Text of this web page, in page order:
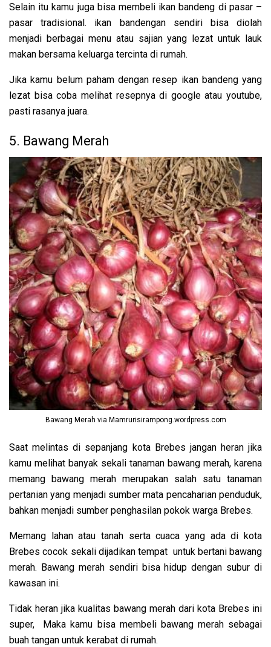
Selain itu kamu juga bisa membeli ikan bandeng di pasar –
pasar tradisional. ikan bandengan sendiri bisa diolah
menjadi berbagai menu atau sajian yang lezat untuk lauk
makan bersama keluarga tercinta di rumah.
Jika kamu belum paham dengan resep ikan bandeng yang
lezat bisa coba melihat resepnya di google atau youtube,
pasti rasanya juara.
5. Bawang Merah
Bawang Merah via Mamrurisirampong.wordpress.com
Saat melintas di sepanjang kota Brebes jangan heran jika
kamu melihat banyak sekali tanaman bawang merah, karena
memang bawang merah merupakan salah satu tanaman
pertanian yang menjadi sumber mata pencaharian penduduk,
bahkan menjadi sumber penghasilan pokok warga Brebes.
Memang lahan atau tanah serta cuaca yang ada di kota
Brebes cocok sekali dijadikan tempat untuk bertani bawang
merah. Bawang merah sendiri bisa hidup dengan subur di
kawasan ini.
Tidak heran jika kualitas bawang merah dari kota Brebes ini
super, Maka kamu bisa membeli bawang merah sebagai
buah tangan untuk kerabat di rumah.